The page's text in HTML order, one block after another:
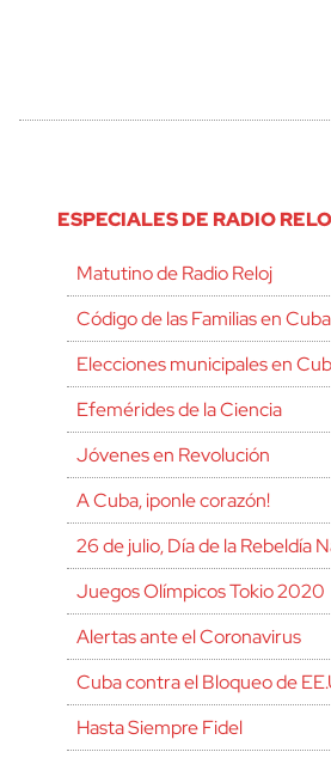
ESPECIALES DE RADIO
Matutino de Radio Reloj
Código de las Familias en Cuba
Elecciones municipales en
Efemérides de la Ciencia
Jóvenes en Revolución
A Cuba, ¡ponle corazón!
26 de julio, Día de la Rebeldía
Juegos Olímpicos Tokio 2020
Alertas ante el Coronavirus
Cuba contra el Bloqueo de
Hasta Siempre Fidel